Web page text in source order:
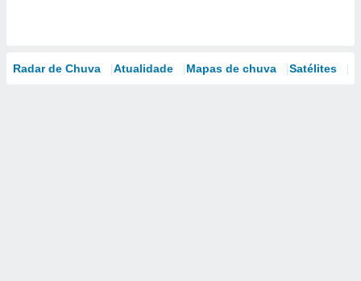
Radar de Chuva Atualidade Mapas de chuva Satélites